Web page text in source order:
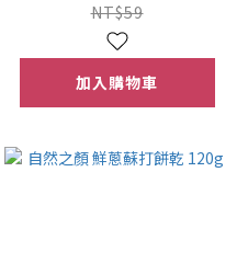
NT$59
加入購物車